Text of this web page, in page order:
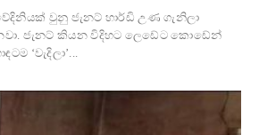
වුනු ජැනට් හාර්ඩි උණ ගැනිලා
ජැනට් කියන විදිහට ලෙඩේට කොඩේන්
‘වැදිලා’...